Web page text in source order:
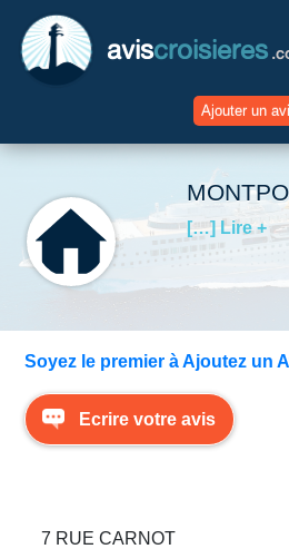
aviscroisieres
Ajouter un
Accueil
Avis
Avis
[…] Lire +
Soyez le premier à Ajoutez un
Ecrire votre avis
7 RUE CARNOT